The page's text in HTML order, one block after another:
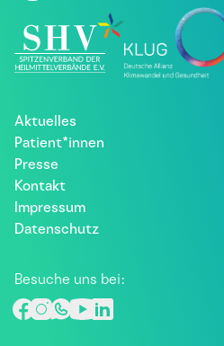
Aktuelles
Patient*innen
Presse
Kontakt
Impressum
Datenschutz
Besuche uns bei: